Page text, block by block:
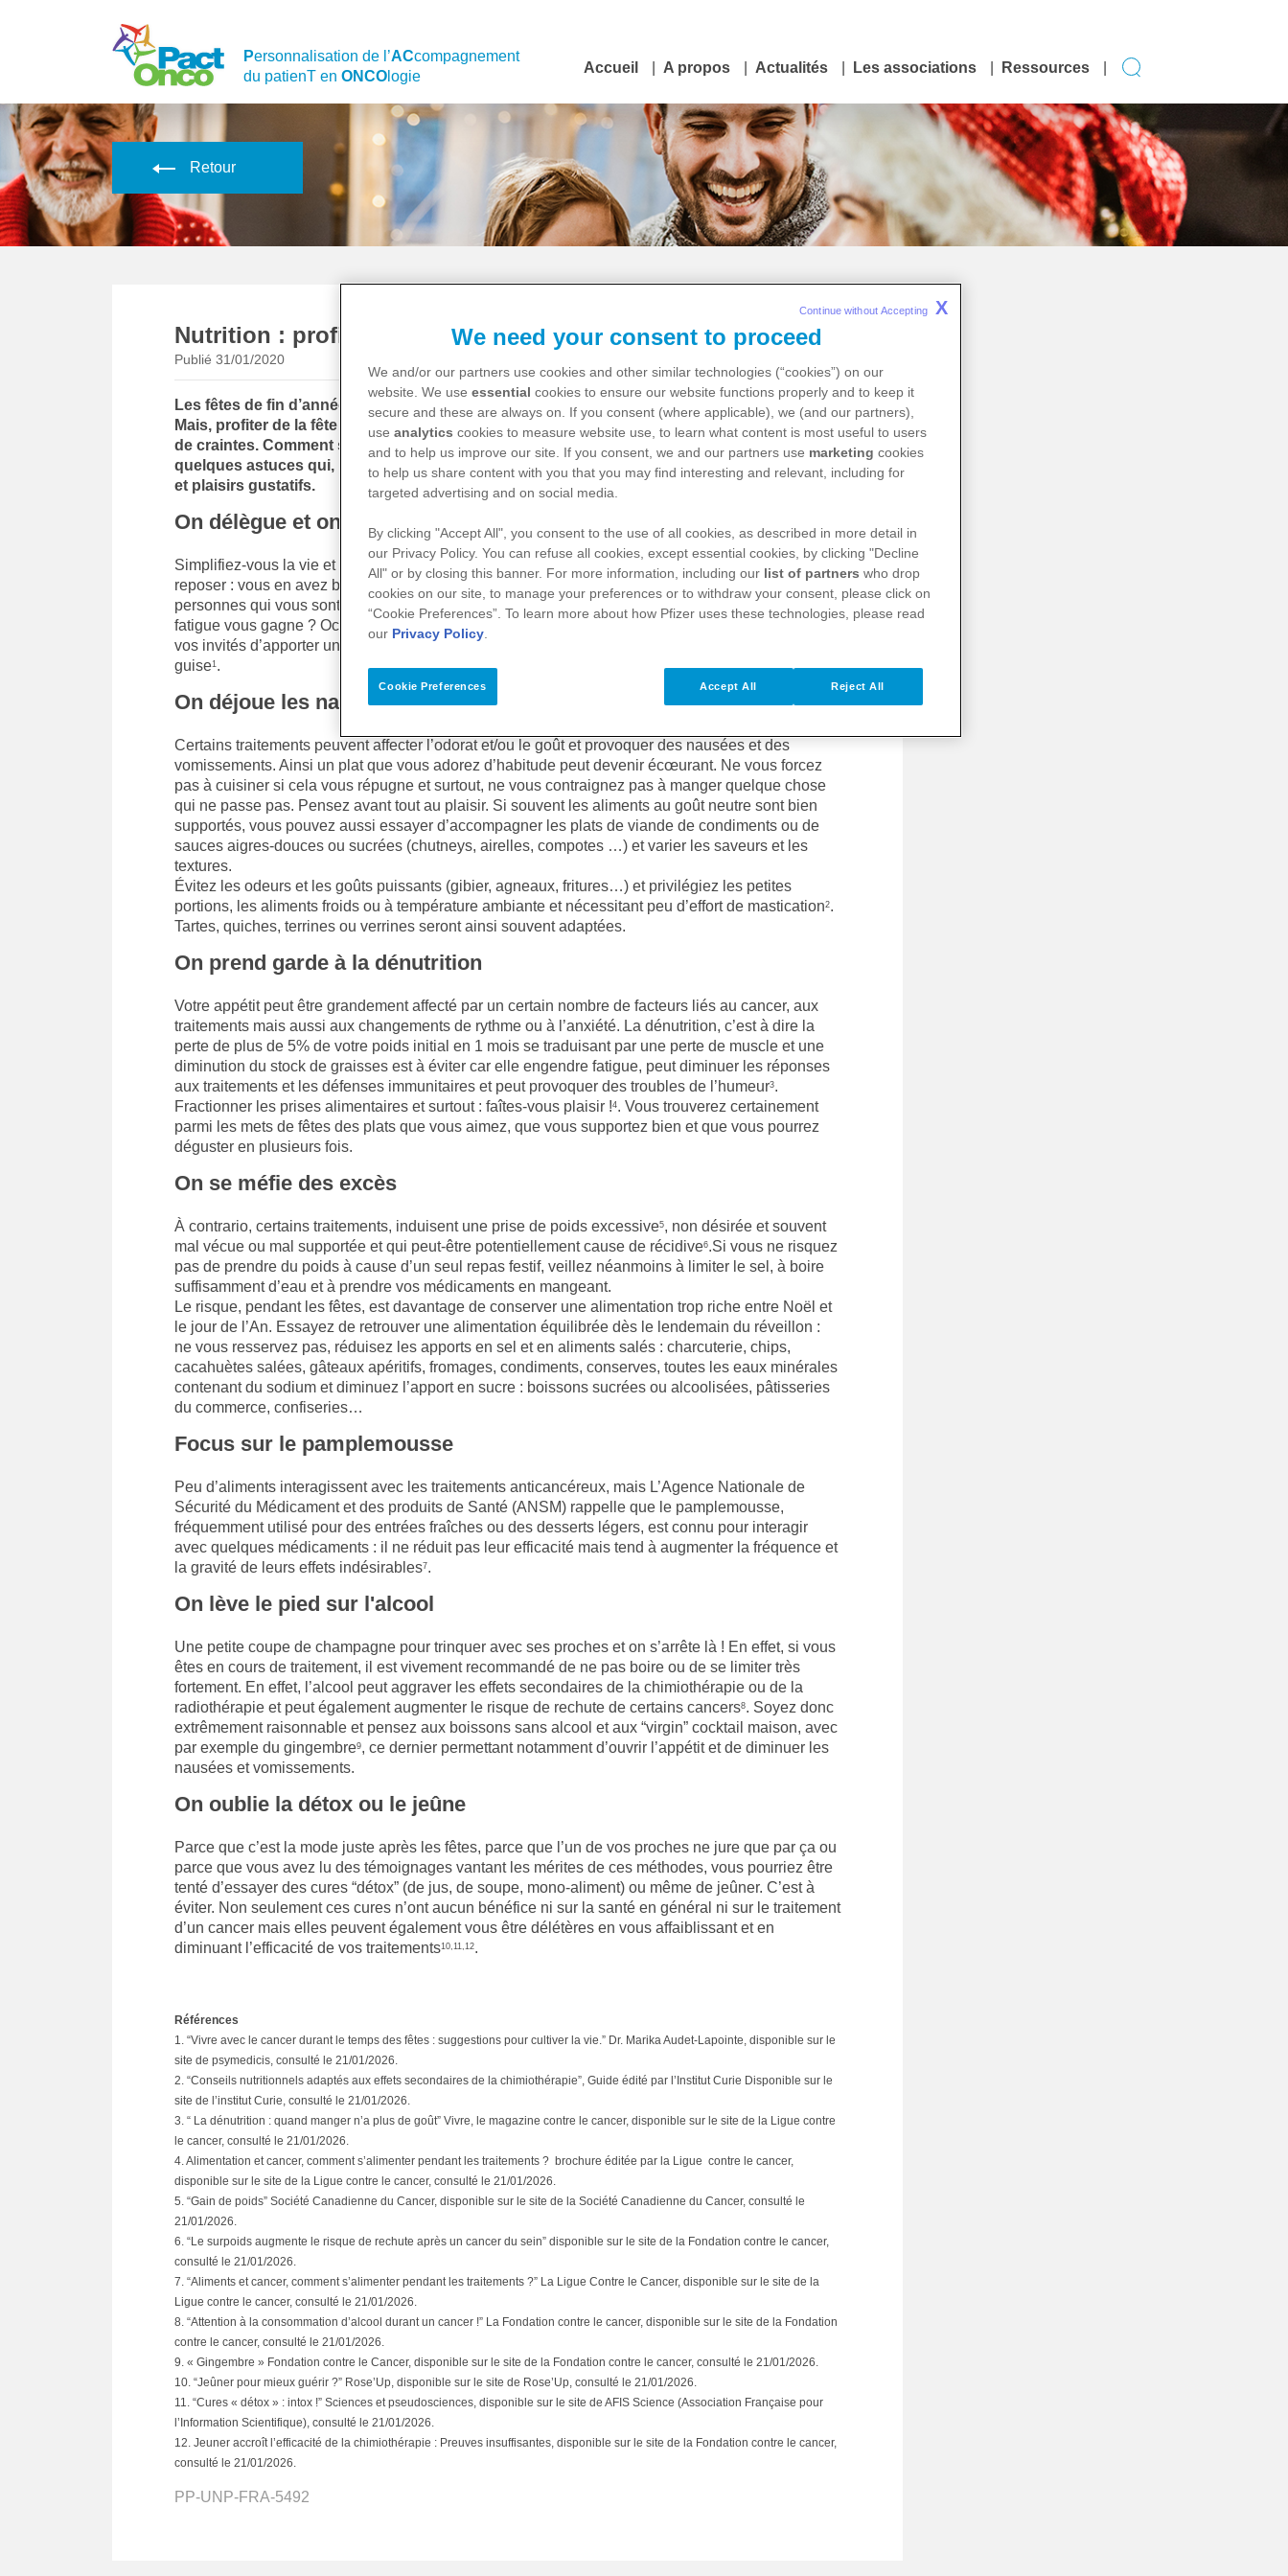
Personnalisation de l’ACcompagnement
du patienT en ONCO logie
Accueil A propos Actualités Les associations Ressources
Retour
Nutrition : profitez des fêtes de fin d’année
Publié 31/01/2020
Les fêtes de fin d’année sont associées à la joie, au partage mais aussi à la gourmandise.
Mais, profiter de la fête lorsque l’on souffre d’un cancer peut aussi être source de stress et
de craintes. Comment s’organiser ? Que manger ? Comment profiter malgré tout ? Voici
quelques astuces qui, nous l’espérons, pourront vous permettre de conjuguer traitements
et plaisirs gustatifs.
On délègue et on évite les contraintes
Simplifiez-vous la vie et dites-vous que la période des fêtes est aussi faite pour se détendre et se
reposer : vous en avez besoin. Pourquoi ne pas organiser une petite fête chez vous avec les
personnes qui vous sont chères afin d’éviter la fatigue des transports et pouvoir vous éclipser si la
fatigue vous gagne ? Octroyez-vous le droit de déléguer et de demander de l’aide en proposant à
vos invités d’apporter un plat ou des petits plats pour faire un buffet où chacun pourra manger à sa
guise1 .
On déjoue les nausées, les vomissements et l’altération du goût
Certains traitements peuvent affecter l’odorat et/ou le goût et provoquer des nausées et des
vomissements. Ainsi un plat que vous adorez d’habitude peut devenir écœurant. Ne vous forcez
pas à cuisiner si cela vous répugne et surtout, ne vous contraignez pas à manger quelque chose
qui ne passe pas. Pensez avant tout au plaisir. Si souvent les aliments au goût neutre sont bien
supportés, vous pouvez aussi essayer d’accompagner les plats de viande de condiments ou de
sauces aigres-douces ou sucrées (chutneys, airelles, compotes …) et varier les saveurs et les
textures.
Évitez les odeurs et les goûts puissants (gibier, agneaux, fritures…) et privilégiez les petites
portions, les aliments froids ou à température ambiante et nécessitant peu d’effort de mastication2.
Tartes, quiches, terrines ou verrines seront ainsi souvent adaptées.
On prend garde à la dénutrition
Votre appétit peut être grandement affecté par un certain nombre de facteurs liés au cancer, aux
traitements mais aussi aux changements de rythme ou à l’anxiété. La dénutrition, c’est à dire la
perte de plus de 5% de votre poids initial en 1 mois se traduisant par une perte de muscle et une
diminution du stock de graisses est à éviter car elle engendre fatigue, peut diminuer les réponses
aux traitements et les défenses immunitaires et peut provoquer des troubles de l’humeur3.
Fractionner les prises alimentaires et surtout : faîtes-vous plaisir !4. Vous trouverez certainement
parmi les mets de fêtes des plats que vous aimez, que vous supportez bien et que vous pourrez
déguster en plusieurs fois.
On se méfie des excès
À contrario, certains traitements, induisent une prise de poids excessive5, non désirée et souvent
mal vécue ou mal supportée et qui peut-être potentiellement cause de récidive6.Si vous ne risquez
pas de prendre du poids à cause d’un seul repas festif, veillez néanmoins à limiter le sel, à boire
suffisamment d’eau et à prendre vos médicaments en mangeant.
Le risque, pendant les fêtes, est davantage de conserver une alimentation trop riche entre Noël et
le jour de l’An. Essayez de retrouver une alimentation équilibrée dès le lendemain du réveillon :
ne vous resservez pas, réduisez les apports en sel et en aliments salés : charcuterie, chips,
cacahuètes salées, gâteaux apéritifs, fromages, condiments, conserves, toutes les eaux minérales
contenant du sodium et diminuez l’apport en sucre : boissons sucrées ou alcoolisées, pâtisseries
du commerce, confiseries…
Focus sur le pamplemousse
Peu d’aliments interagissent avec les traitements anticancéreux, mais L’Agence Nationale de
Sécurité du Médicament et des produits de Santé (ANSM) rappelle que le pamplemousse,
fréquemment utilisé pour des entrées fraîches ou des desserts légers, est connu pour interagir
avec quelques médicaments : il ne réduit pas leur efficacité mais tend à augmenter la fréquence et
la gravité de leurs effets indésirables7.
On lève le pied sur l'alcool
Une petite coupe de champagne pour trinquer avec ses proches et on s’arrête là ! En effet, si vous
êtes en cours de traitement, il est vivement recommandé de ne pas boire ou de se limiter très
fortement. En effet, l’alcool peut aggraver les effets secondaires de la chimiothérapie ou de la
radiothérapie et peut également augmenter le risque de rechute de certains cancers8. Soyez donc
extrêmement raisonnable et pensez aux boissons sans alcool et aux “virgin” cocktail maison, avec
par exemple du gingembre9, ce dernier permettant notamment d’ouvrir l’appétit et de diminuer les
nausées et vomissements.
On oublie la détox ou le jeûne
Parce que c’est la mode juste après les fêtes, parce que l’un de vos proches ne jure que par ça ou
parce que vous avez lu des témoignages vantant les mérites de ces méthodes, vous pourriez être
tenté d’essayer des cures “détox” (de jus, de soupe, mono-aliment) ou même de jeûner. C’est à
éviter. Non seulement ces cures n’ont aucun bénéfice ni sur la santé en général ni sur le traitement
d’un cancer mais elles peuvent également vous être délétères en vous affaiblissant et en
diminuant l’efficacité de vos traitements10,11,12.
Références
1. “Vivre avec le cancer durant le temps des fêtes : suggestions pour cultiver la vie.” Dr. Marika Audet-Lapointe, disponible sur le
site de psymedicis, consulté le 21/01/2026.
2. “Conseils nutritionnels adaptés aux effets secondaires de la chimiothérapie”, Guide édité par l’Institut Curie Disponible sur le
site de l’institut Curie, consulté le 21/01/2026.
3. “ La dénutrition : quand manger n’a plus de goût” Vivre, le magazine contre le cancer, disponible sur le site de la Ligue contre
le cancer, consulté le 21/01/2026.
4. Alimentation et cancer, comment s’alimenter pendant les traitements ? brochure éditée par la Ligue contre le cancer,
disponible sur le site de la Ligue contre le cancer, consulté le 21/01/2026.
5. “Gain de poids” Société Canadienne du Cancer, disponible sur le site de la Société Canadienne du Cancer, consulté le
21/01/2026.
6. “Le surpoids augmente le risque de rechute après un cancer du sein” disponible sur le site de la Fondation contre le cancer,
consulté le 21/01/2026.
7. “Aliments et cancer, comment s’alimenter pendant les traitements ?” La Ligue Contre le Cancer, disponible sur le site de la
Ligue contre le cancer, consulté le 21/01/2026.
8. “Attention à la consommation d’alcool durant un cancer !” La Fondation contre le cancer, disponible sur le site de la Fondation
contre le cancer, consulté le 21/01/2026.
9. « Gingembre » Fondation contre le Cancer, disponible sur le site de la Fondation contre le cancer, consulté le 21/01/2026.
10. “Jeûner pour mieux guérir ?” Rose’Up, disponible sur le site de Rose’Up, consulté le 21/01/2026.
11. “Cures « détox » : intox !” Sciences et pseudosciences, disponible sur le site de AFIS Science (Association Française pour
l’Information Scientifique), consulté le 21/01/2026.
12. Jeuner accroît l’efficacité de la chimiothérapie : Preuves insuffisantes, disponible sur le site de la Fondation contre le cancer,
consulté le 21/01/2026.
PP-UNP-FRA-5492
We need your consent to proceed
We and/or our partners use cookies and other similar technologies (“cookies”) on our
website. We use essential cookies to ensure our website functions properly and to keep it
secure and these are always on. If you consent (where applicable), we (and our partners),
use analytics cookies to measure website use, to learn what content is most useful to users
and to help us improve our site. If you consent, we and our partners use marketing cookies
to help us share content with you that you may find interesting and relevant, including for
targeted advertising and on social media.
By clicking "Accept All", you consent to the use of all cookies, as described in more detail in
our Privacy Policy. You can refuse all cookies, except essential cookies, by clicking "Decline
All" or by closing this banner. For more information, including our list of partners who drop
cookies on our site, to manage your preferences or to withdraw your consent, please click on
“Cookie Preferences”. To learn more about how Pfizer uses these technologies, please read
our Privacy Policy
Cookie Preferences Reject All
Accept All
Continue without Accepting X